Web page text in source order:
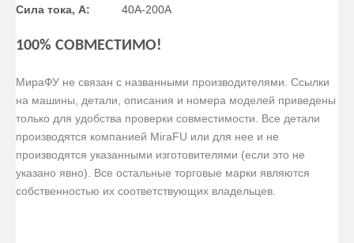
Сила тока, А: 40A-200A
100% СОВМЕСТИМО!
МираФУ не связан с названными производителями. Ссылки
на машины, детали, описания и номера моделей приведены
только для удобства проверки совместимости. Все детали
производятся компанией MiraFU или для нее и не
производятся указанными изготовителями (если это не
указано явно). Все остальные торговые марки являются
собственностью их соответствующих владельцев.